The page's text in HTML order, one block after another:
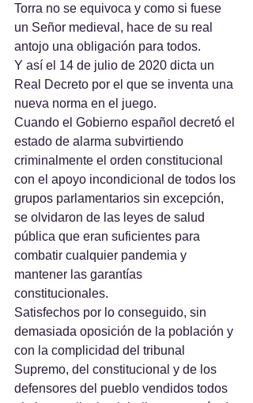
Torra no se equivoca y como si fuese
un Señor medieval, hace de su real
antojo una obligación para todos.
Y así el 14 de julio de 2020 dicta un
Real Decreto por el que se inventa una
nueva norma en el juego.
Cuando el Gobierno español decretó el
estado de alarma subvirtiendo
criminalmente el orden constitucional
con el apoyo incondicional de todos los
grupos parlamentarios sin excepción,
se olvidaron de las leyes de salud
pública que eran suficientes para
combatir cualquier pandemia y
mantener las garantías
constitucionales.
Satisfechos por lo conseguido, sin
demasiada oposición de la población y
con la complicidad del tribunal
Supremo, del constitucional y de los
defensores del pueblo vendidos todos